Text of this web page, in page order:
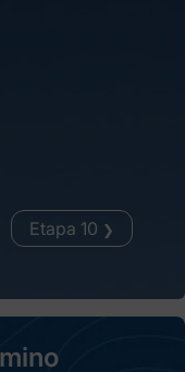
Etapa 10 ❯